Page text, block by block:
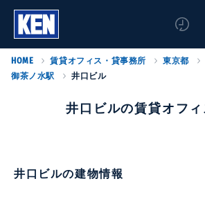
HOME 賃貸オフィス・貸事務所 東京都
御茶ノ水駅
井口ビル
井口ビルの賃貸オフィ
井口ビルの建物情報